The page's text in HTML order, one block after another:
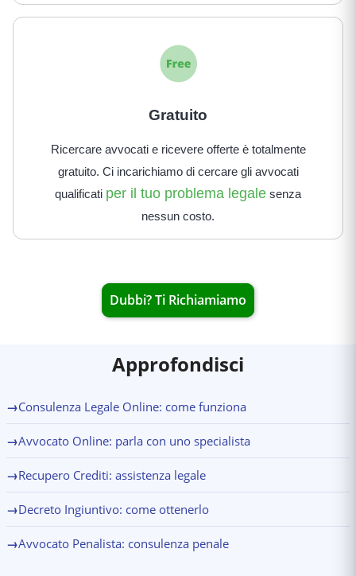
Gratuito
Ricercare avvocati e ricevere offerte è totalmente
gratuito. Ci incarichiamo di cercare gli avvocati
qualificati per il tuo problema legale senza
nessun costo.
Dubbi? Ti Richiamiamo
Approfondisci
→Consulenza Legale Online: come funziona
→Avvocato Online: parla con uno specialista
→Recupero Crediti: assistenza legale
→Decreto Ingiuntivo: come ottenerlo
→Avvocato Penalista: consulenza penale